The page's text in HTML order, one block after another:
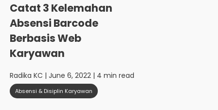
Catat 3 Kelemahan
Absensi Barcode
Berbasis Web
Karyawan
Radika KC | June 6, 2022 | 4 min read
Absensi & Disiplin Karyawan